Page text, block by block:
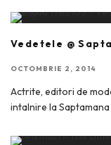
Vedetele @
OCTOMBRIE 2, 2014
Actrite, editori de
intalnire la